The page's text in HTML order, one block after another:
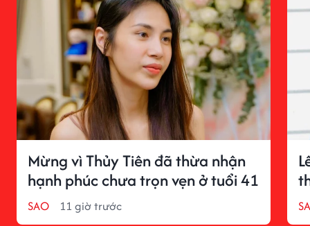
Mừng vì Thủy Tiên đã thừa nhận
hạnh phúc chưa trọn vẹn ở tuổi 41
SAO 11 giờ trước